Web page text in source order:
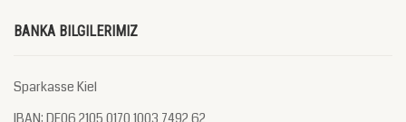
BANKA BILGILERIMIZ
Sparkasse Kiel
IBAN: DE06 2105 0170 1003 7492 62